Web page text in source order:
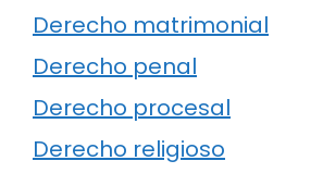
Derecho matrimonial
Derecho penal
Derecho procesal
Derecho religioso